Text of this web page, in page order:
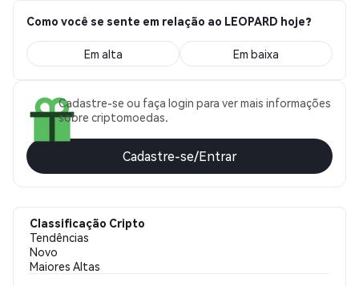
Como você se sente em relação ao LEOPARD hoje?
Em alta Em baixa
Cadastre-se ou faça login para ver mais informações
sobre criptomoedas.
Cadastre-se/Entrar
Classificação Cripto
Tendências
Novo
Maiores Altas